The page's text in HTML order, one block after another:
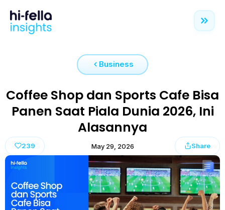
Business
Coffee Shop dan Sports Cafe Bisa
Panen Saat Piala Dunia 2026, Ini
Alasannya
239 May 29, 2026 Share